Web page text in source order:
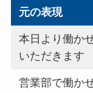
元の表現
本日より働か
いただきます
営業部で働か